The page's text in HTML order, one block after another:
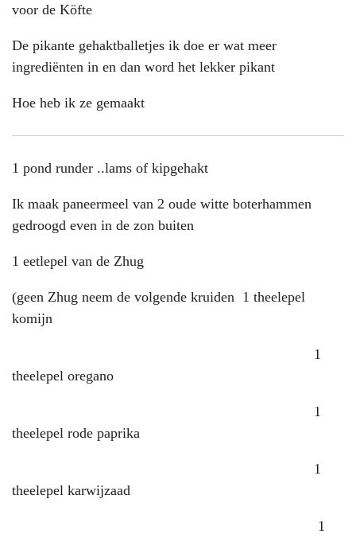
voor de Köfte
De pikante gehaktballetjes ik doe er wat meer
ingrediënten in en dan word het lekker pikant
Hoe heb ik ze gemaakt
1 pond runder ..lams of kipgehakt
Ik maak paneermeel van 2 oude witte boterhammen
gedroogd even in de zon buiten
1 eetlepel van de Zhug
(geen Zhug neem de volgende kruiden 1 theelepel
komijn
1
theelepel oregano
1
theelepel rode paprika
1
theelepel karwijzaad
1